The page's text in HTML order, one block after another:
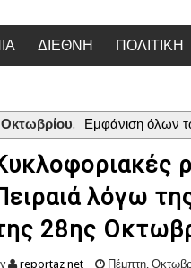
ΔΙΕΘΝΗ ΠΟΛΙΤΙΚΗ
. Εμφάνιση όλων
λόγω
28ης
reportaz net Πέμπτη,